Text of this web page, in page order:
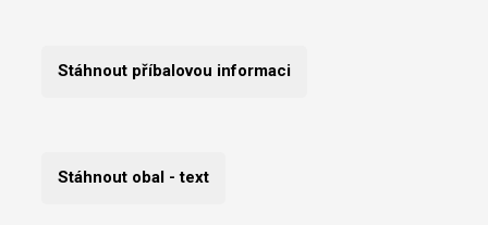
Stáhnout příbalovou informaci
Stáhnout obal - text